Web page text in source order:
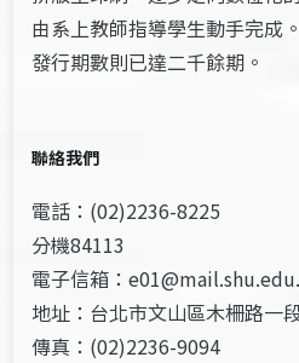
由系上教師指導學生動手完成
發行期數則已達二千餘期。
聯絡我們
電話：(02)2236-8225
分機84113
電子信箱：
地址：台北市文山區木柵路一
傳真：(02)2236-9094